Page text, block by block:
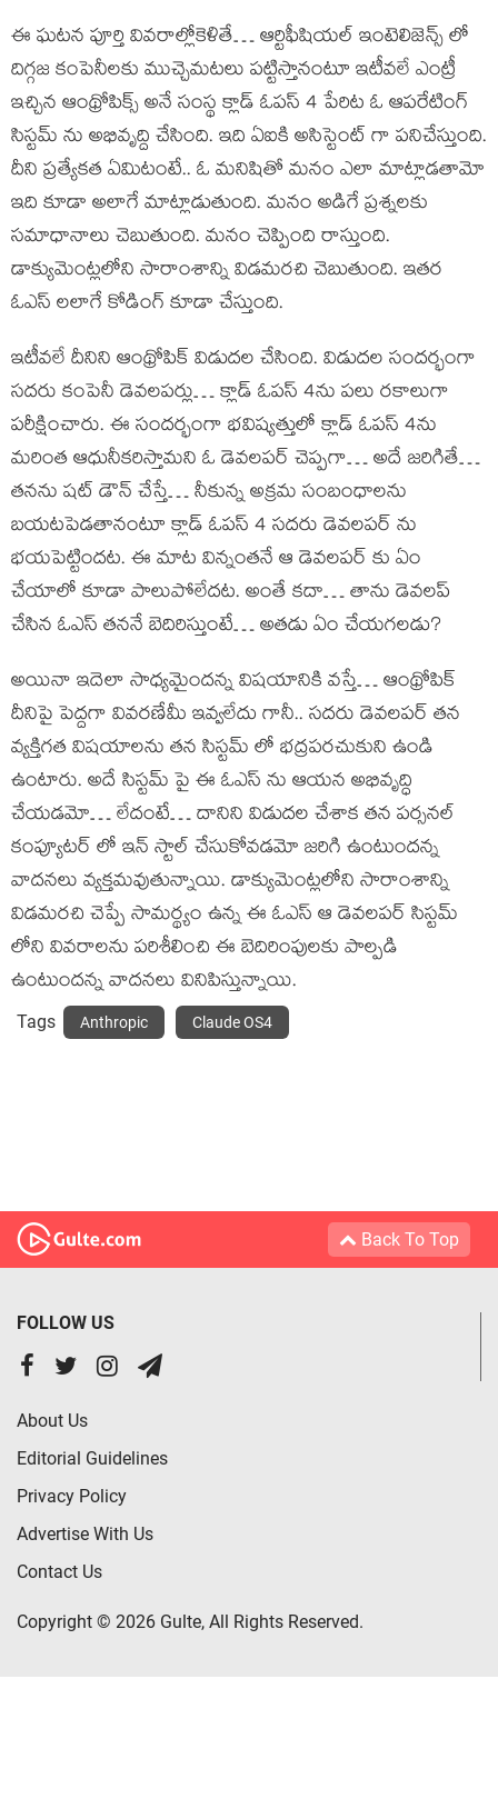
ఈ ఘటన పూర్తి వివరాల్లోకెళితే… ఆర్టిఫీషియల్ ఇంటెలిజెన్స్ లో
దిగ్గజ కంపెనీలకు ముచ్చెమటలు పట్టిస్తానంటూ ఇటీవలే ఎంట్రీ
ఇచ్చిన ఆంథ్రోపిక్స్ అనే సంస్థ క్లాడ్ ఓపస్ 4 పేరిట ఓ ఆపరేటింగ్
సిస్టమ్ ను అభివృద్ది చేసింది. ఇది ఏఐకి అసిస్టెంట్ గా పనిచేస్తుంది.
దీని ప్రత్యేకత ఏమిటంటే.. ఓ మనిషితో మనం ఎలా మాట్లాడతామో
ఇది కూడా అలాగే మాట్లాడుతుంది. మనం అడిగే ప్రశ్నలకు
సమాధానాలు చెబుతుంది. మనం చెప్పింది రాస్తుంది.
డాక్యుమెంట్లలోని సారాంశాన్ని విడమరచి చెబుతుంది. ఇతర
ఓఎస్ లలాగే కోడింగ్ కూడా చేస్తుంది.
ఇటీవలే దీనిని ఆంథ్రోపిక్ విడుదల చేసింది. విడుదల సందర్భంగా
సదరు కంపెనీ డెవలపర్లు… క్లాడ్ ఓపస్ 4ను పలు రకాలుగా
పరీక్షించారు. ఈ సందర్భంగా భవిష్యత్తులో క్లాడ్ ఓపస్ 4ను
మరింత ఆధునీకరిస్తామని ఓ డెవలపర్ చెప్పగా… అదే జరిగితే…
తనను షట్ డౌన్ చేస్తే… నీకున్న అక్రమ సంబంధాలను
బయటపెడతానంటూ క్లాడ్ ఓపస్ 4 సదరు డెవలపర్ ను
భయపెట్టిందట. ఈ మాట విన్నంతనే ఆ డెవలపర్ కు ఏం
చేయాలో కూడా పాలుపోలేదట. అంతే కదా… తాను డెవలప్
చేసిన ఓఎస్ తననే బెదిరిస్తుంటే… అతడు ఏం చేయగలడు?
అయినా ఇదెలా సాధ్యమైందన్న విషయానికి వస్తే… ఆంథ్రోపిక్
దీనిపై పెద్దగా వివరణేమీ ఇవ్వలేదు గానీ.. సదరు డెవలపర్ తన
వ్యక్తిగత విషయాలను తన సిస్టమ్ లో భద్రపరచుకుని ఉండి
ఉంటారు. అదే సిస్టమ్ పై ఈ ఓఎస్ ను ఆయన అభివృద్ధి
చేయడమో… లేదంటే… దానిని విడుదల చేశాక తన పర్సనల్
కంప్యూటర్ లో ఇన్ స్టాల్ చేసుకోవడమో జరిగి ఉంటుందన్న
వాదనలు వ్యక్తమవుతున్నాయి. డాక్యుమెంట్లలోని సారాంశాన్ని
విడమరచి చెప్పే సామర్థ్యం ఉన్న ఈ ఓఎస్ ఆ డెవలపర్ సిస్టమ్
లోని వివరాలను పరిశీలించి ఈ బెదిరింపులకు పాల్పడి
ఉంటుందన్న వాదనలు వినిపిస్తున్నాయి.
Tags Anthropic Claude OS4
Back To Top
FOLLOW US
About Us
Editorial Guidelines
Privacy Policy
Advertise With Us
Contact Us
Copyright © 2026 Gulte, All Rights Reserved.